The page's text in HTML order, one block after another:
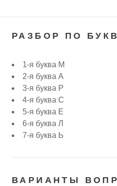
РАЗБОР ПО
1-я буква М
2-я буква А
3-я буква Р
4-я буква С
5-я буква Е
6-я буква Л
7-я буква Ь
ВАРИАНТЫ